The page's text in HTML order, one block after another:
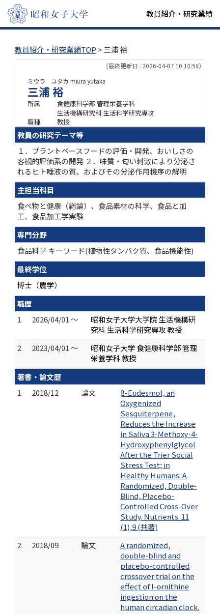
教員紹介・研究業績
教員紹介・研究業績TOP > 三浦 裕
（最終更新日 : 2026-04-07 10:10:58）
ミウラ ユタカ miura yutaka
三浦 裕
所属
食健康科学部 管理栄養学科
生活機構研究科 生活科学研究専攻
職種
教授
教員の研究テーマ等
１．プラントベースフードの評価・開発、おいしさの
客観的評価系の開発 ２．味質・匂い刺激により分泌さ
れるヒト唾液の質、およびその分泌作用機序の解明
主担当科目
食べ物と健康（総論）、食品素材の科学、食品と加
工、食品加工学実験
専門分野
食品科学 キーワード(植物性タンパク質、食品機能性)
最終学位
博士（農学）
職歴
1.
2026/04/01 ～
昭和女子大学大学院 生活機構研
究科 生活科学研究専攻 教授
2.
2023/04/01 ～
昭和女子大学 食健康科学部 管理
栄養学科 教授
著書・論文歴
1.
2018/12 論文
β-Eudesmol, an
Oxygenized
Sesquiterpene,
Reduces the Increase
in Saliva 3-Methoxy-4-
Hydroxyphenylglycol
After the Trier Social
Stress Test; in
Healthy Humans: A
Randomized, Double-
Blind, Placebo-
Controlled Cross-Over
Study. Nutrients. 11
(1),9 (共著)
2.
2018/09 論文
A randomized,
double-blind and
placebo-controlled
crossover trial on the
effect of l-ornithine
ingestion on the
human circadian clock.